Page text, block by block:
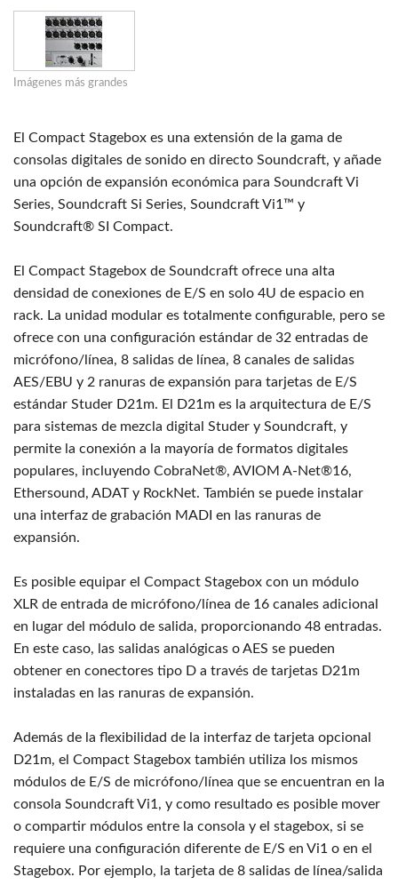
Imágenes más grandes
El Compact Stagebox es una extensión de la gama de
consolas digitales de sonido en directo Soundcraft, y añade
una opción de expansión económica para Soundcraft Vi
Series, Soundcraft Si Series, Soundcraft Vi1™ y
Soundcraft® SI Compact.
El Compact Stagebox de Soundcraft ofrece una alta
densidad de conexiones de E/S en solo 4U de espacio en
rack. La unidad modular es totalmente configurable, pero se
ofrece con una configuración estándar de 32 entradas de
micrófono/línea, 8 salidas de línea, 8 canales de salidas
AES/EBU y 2 ranuras de expansión para tarjetas de E/S
estándar Studer D21m. El D21m es la arquitectura de E/S
para sistemas de mezcla digital Studer y Soundcraft, y
permite la conexión a la mayoría de formatos digitales
populares, incluyendo CobraNet®, AVIOM A-Net®16,
Ethersound, ADAT y RockNet. También se puede instalar
una interfaz de grabación MADI en las ranuras de
expansión.
Es posible equipar el Compact Stagebox con un módulo
XLR de entrada de micrófono/línea de 16 canales adicional
en lugar del módulo de salida, proporcionando 48 entradas.
En este caso, las salidas analógicas o AES se pueden
obtener en conectores tipo D a través de tarjetas D21m
instaladas en las ranuras de expansión.
Además de la flexibilidad de la interfaz de tarjeta opcional
D21m, el Compact Stagebox también utiliza los mismos
módulos de E/S de micrófono/línea que se encuentran en la
consola Soundcraft Vi1, y como resultado es posible mover
o compartir módulos entre la consola y el stagebox, si se
requiere una configuración diferente de E/S en Vi1 o en el
Stagebox. Por ejemplo, la tarjeta de 8 salidas de línea/salida